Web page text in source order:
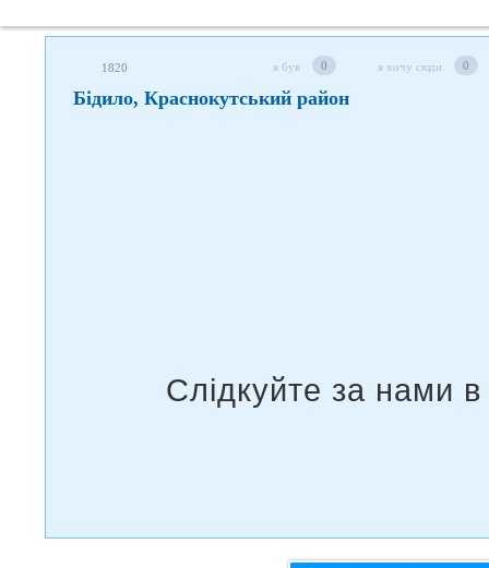
1820 я був 0 я хочу сюди 0
Бідило, Краснокутський район